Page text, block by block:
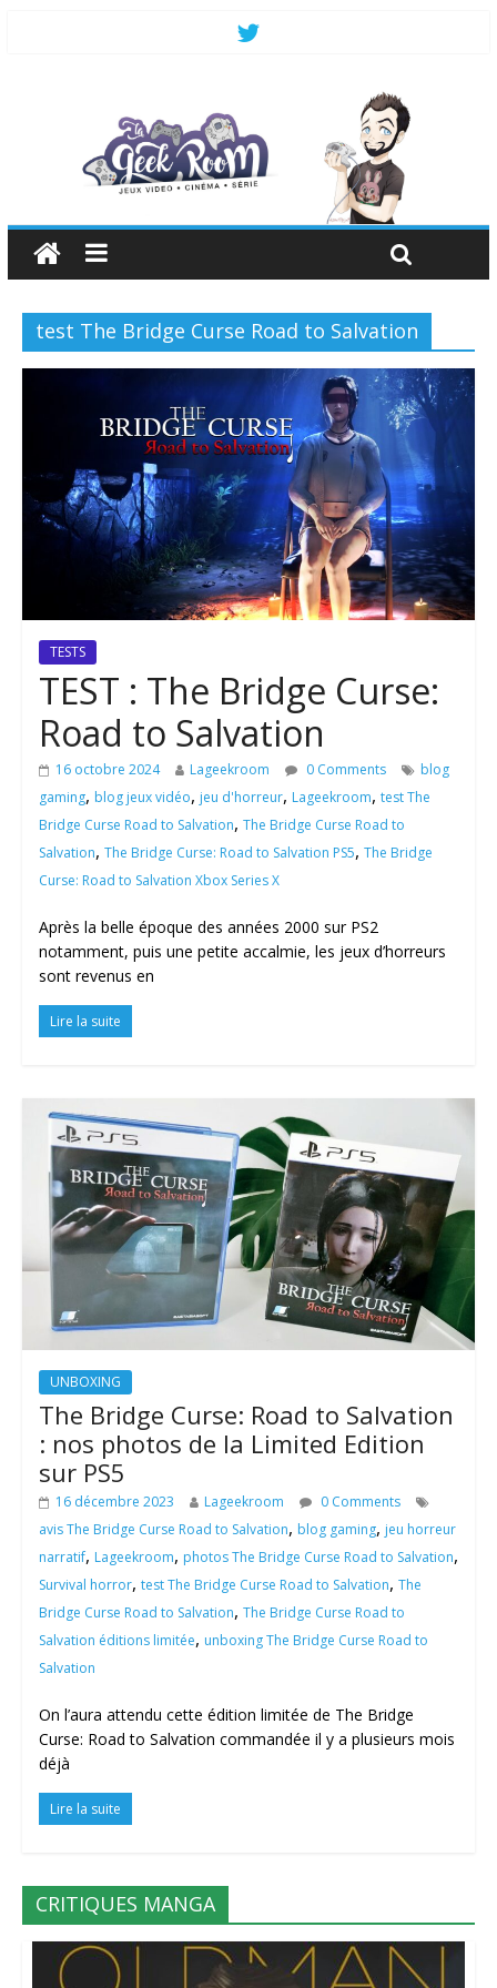
test The Bridge Curse Road to Salvation
TESTS
TEST : The Bridge Curse:
Road to Salvation
16 octobre 2024 Lageekroom 0 Comments
blog
gaming, blog jeux vidéo, jeu d'horreur, Lageekroom, test The
Bridge Curse Road to Salvation, The Bridge Curse Road to
Salvation, The Bridge Curse: Road to Salvation PS5, The Bridge
Curse: Road to Salvation Xbox Series X
Après la belle époque des années 2000 sur PS2
notamment, puis une petite accalmie, les jeux d’horreurs
sont revenus en
Lire la suite
UNBOXING
The Bridge Curse: Road to Salvation
: nos photos de la Limited Edition
sur PS5
16 décembre 2023 Lageekroom
0 Comments
avis The Bridge Curse Road to Salvation, blog gaming, jeu horreur
narratif, Lageekroom, photos The Bridge Curse Road to Salvation,
Survival horror, test The Bridge Curse Road to Salvation, The
Bridge Curse Road to Salvation, The Bridge Curse Road to
Salvation éditions limitée, unboxing The Bridge Curse Road to
Salvation
On l’aura attendu cette édition limitée de The Bridge
Curse: Road to Salvation commandée il y a plusieurs mois
déjà
Lire la suite
CRITIQUES MANGA